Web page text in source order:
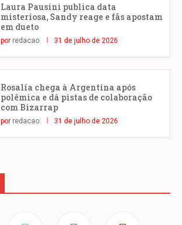
Laura Pausini publica data
misteriosa, Sandy reage e fãs apostam
em dueto
por redacao 31 de julho de 2026
Rosalía chega à Argentina após
polêmica e dá pistas de colaboração
com Bizarrap
por redacao 31 de julho de 2026